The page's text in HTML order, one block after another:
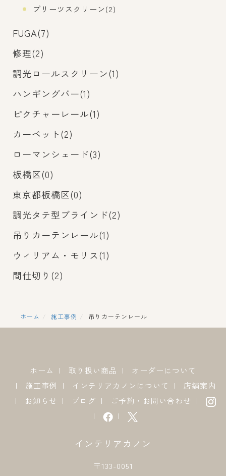
プリーツスクリーン(2)
FUGA(7)
修理(2)
調光ロールスクリーン(1)
ハンギングバー(1)
ピクチャーレール(1)
カーペット(2)
ローマンシェード(3)
板橋区(0)
東京都板橋区(0)
調光タテ型ブラインド(2)
吊りカーテンレール(1)
ウィリアム・モリス(1)
間仕切り(2)
ホーム 施工事例 吊りカーテンレール
ホーム 取り扱い商品
オーダーについて
施工事例
インテリアカノンについて
店舗案内
お知らせ
ブログ ご予約・お問い合わせ
インテリアカノン
〒133-0051